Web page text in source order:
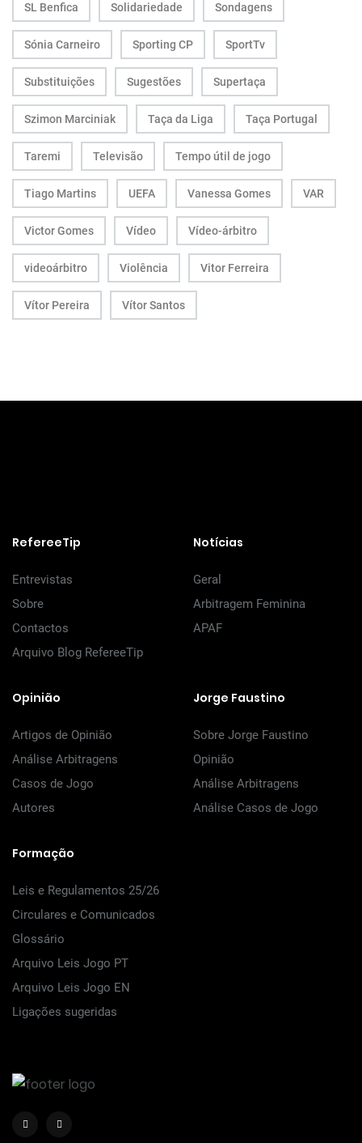
SL Benfica Solidariedade Sondagens
Sónia Carneiro Sporting CP SportTv
Substituições Sugestões Supertaça
Szimon Marciniak Taça da Liga Taça Portugal
Taremi Televisão Tempo útil de jogo
Tiago Martins UEFA Vanessa Gomes VAR
Victor Gomes Vídeo Vídeo-árbitro
videoárbitro Violência Vitor Ferreira
Vítor Pereira Vítor Santos
RefereeTip
Entrevistas
Sobre
Contactos
Arquivo Blog RefereeTip
Notícias
Geral
Arbitragem Feminina
APAF
Opinião
Artigos de Opinião
Análise Arbitragens
Casos de Jogo
Autores
Jorge Faustino
Sobre Jorge Faustino
Opinião
Análise Arbitragens
Análise Casos de Jogo
Formação
Leis e Regulamentos 25/26
Circulares e Comunicados
Glossário
Arquivo Leis Jogo PT
Arquivo Leis Jogo EN
Ligações sugeridas